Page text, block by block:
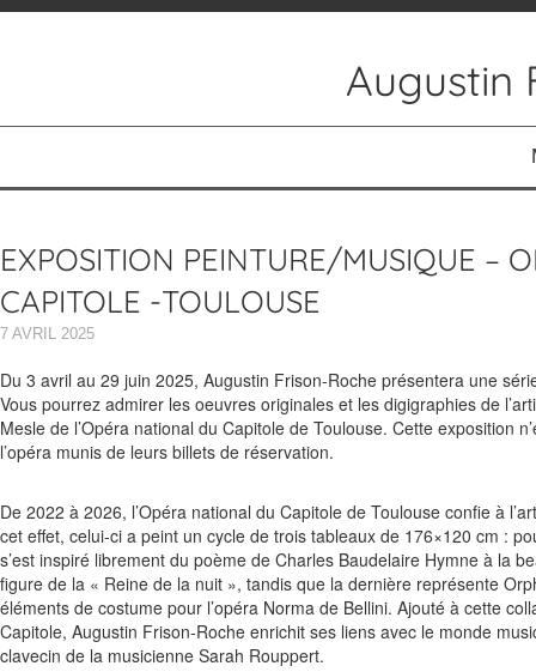
Augustin
RÉALISATIONS
PEINTURES
PEINTURES RELIGIEUSES
AUTOUR DE LA MUSIQUE
SCULPTURES
STATUES/MOBILIERS
LITURGIQUES
EXPOSITION PEINTURE/MUSIQUE –
CAPITOLE -TOULOUSE
7 AVRIL 2025
Du 3 avril au 29 juin 2025, Augustin Frison-Roche présentera une
Vous pourrez admirer les oeuvres originales et les digigraphies de
Mesle de l’Opéra national du Capitole de Toulouse. Cette exposition
l’opéra munis de leurs billets de réservation.
De 2022 à 2026, l’Opéra national du Capitole de Toulouse confie à
cet effet, celui-ci a peint un cycle de trois tableaux de 176×120 cm :
s’est inspiré librement du poème de Charles Baudelaire Hymne à la
figure de la « Reine de la nuit », tandis que la dernière représente
éléments de costume pour l’opéra Norma de Bellini. Ajouté à cette
Capitole, Augustin Frison-Roche enrichit ses liens avec le monde
clavecin de la musicienne Sarah Rouppert.